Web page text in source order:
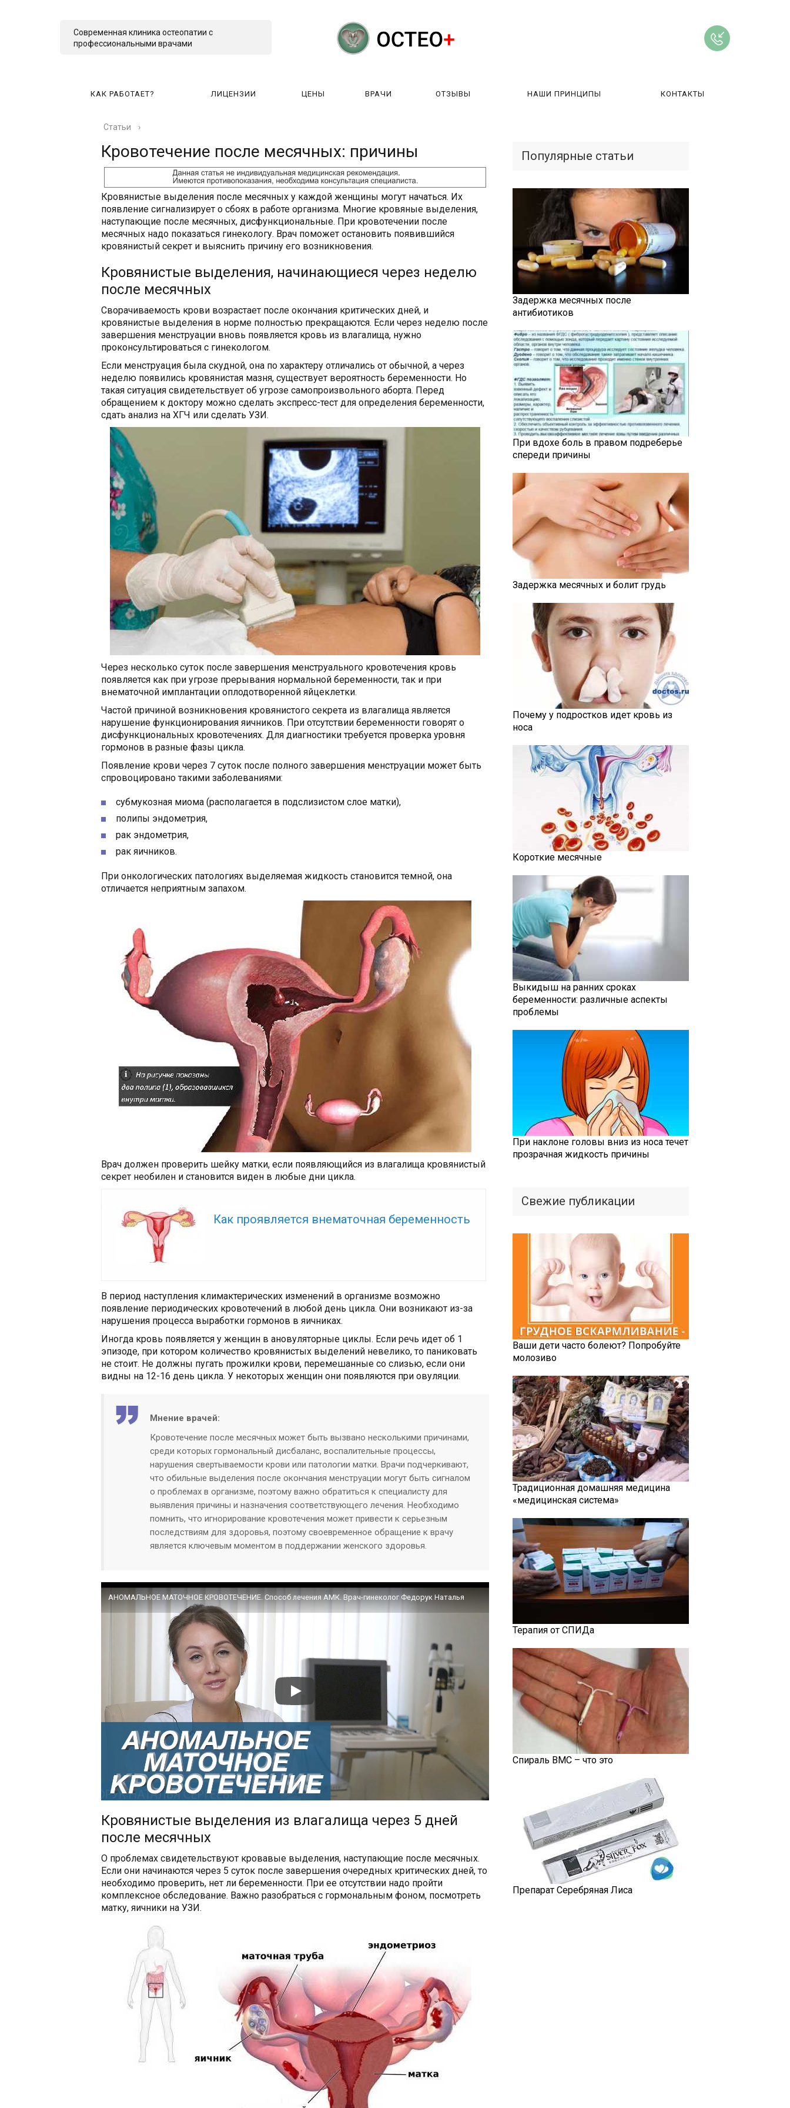
Современная клиника остеопатии с
профессиональными врачами
КАК РАБОТАЕТ? ЛИЦЕНЗИИ ЦЕНЫ ВРАЧИ ОТЗЫВЫ НАШИ ПРИНЦИПЫ КОНТАКТЫ
Статьи ›
Кровотечение после месячных: причины
Кровянистые выделения после месячных у каждой женщины могут начаться. Их
появление сигнализирует о сбоях в работе организма. Многие кровяные выделения,
наступающие после месячных, дисфункциональные. При кровотечении после
месячных надо показаться гинекологу. Врач поможет остановить появившийся
кровянистый секрет и выяснить причину его возникновения.
Кровянистые выделения, начинающиеся через неделю
после месячных
Сворачиваемость крови возрастает после окончания критических дней, и
кровянистые выделения в норме полностью прекращаются. Если через неделю после
завершения менструации вновь появляется кровь из влагалища, нужно
проконсультироваться с гинекологом.
Если менструация была скудной, она по характеру отличались от обычной, а через
неделю появились кровянистая мазня, существует вероятность беременности. Но
такая ситуация свидетельствует об угрозе самопроизвольного аборта. Перед
обращением к доктору можно сделать экспресс-тест для определения беременности,
сдать анализ на ХГЧ или сделать УЗИ.
Через несколько суток после завершения менструального кровотечения кровь
появляется как при угрозе прерывания нормальной беременности, так и при
внематочной имплантации оплодотворенной яйцеклетки.
Частой причиной возникновения кровянистого секрета из влагалища является
нарушение функционирования яичников. При отсутствии беременности говорят о
дисфункциональных кровотечениях. Для диагностики требуется проверка уровня
гормонов в разные фазы цикла.
Появление крови через 7 суток после полного завершения менструации может быть
спровоцировано такими заболеваниями:
субмукозная миома (располагается в подслизистом слое матки),
полипы эндометрия,
рак эндометрия,
рак яичников.
При онкологических патологиях выделяемая жидкость становится темной, она
отличается неприятным запахом.
Врач должен проверить шейку матки, если появляющийся из влагалища кровянистый
секрет необилен и становится виден в любые дни цикла.
Как проявляется внематочная беременность
В период наступления климактерических изменений в организме возможно
появление периодических кровотечений в любой день цикла. Они возникают из-за
нарушения процесса выработки гормонов в яичниках.
Иногда кровь появляется у женщин в ановуляторные циклы. Если речь идет об 1
эпизоде, при котором количество кровянистых выделений невелико, то паниковать
не стоит. Не должны пугать прожилки крови, перемешанные со слизью, если они
видны на 12-16 день цикла. У некоторых женщин они появляются при овуляции.
Мнение врачей:
Кровотечение после месячных может быть вызвано несколькими причинами,
среди которых гормональный дисбаланс, воспалительные процессы,
нарушения свертываемости крови или патологии матки. Врачи подчеркивают,
что обильные выделения после окончания менструации могут быть сигналом
о проблемах в организме, поэтому важно обратиться к специалисту для
выявления причины и назначения соответствующего лечения. Необходимо
помнить, что игнорирование кровотечения может привести к серьезным
последствиям для здоровья, поэтому своевременное обращение к врачу
является ключевым моментом в поддержании женского здоровья.
АНОМАЛЬНОЕ МАТОЧНОЕ КРОВОТЕЧЕНИЕ. Способ лечения АМК. Врач-гинеколог Федорук Наталья
Кровянистые выделения из влагалища через 5 дней
после месячных
О проблемах свидетельствуют кровавые выделения, наступающие после месячных.
Если они начинаются через 5 суток после завершения очередных критических дней, то
необходимо проверить, нет ли беременности. При ее отсутствии надо пройти
комплексное обследование. Важно разобраться с гормональным фоном, посмотреть
матку, яичники на УЗИ.
Популярные статьи
Задержка месячных после
антибиотиков
При вдохе боль в правом подреберье
спереди причины
Задержка месячных и болит грудь
Почему у подростков идет кровь из
носа
Короткие месячные
Выкидыш на ранних сроках
беременности: различные аспекты
проблемы
При наклоне головы вниз из носа течет
прозрачная жидкость причины
Свежие публикации
Ваши дети часто болеют? Попробуйте
молозиво
Традиционная домашняя медицина
«медицинская система»
Терапия от СПИДа
Спираль ВМС – что это
Препарат Серебряная Лиса